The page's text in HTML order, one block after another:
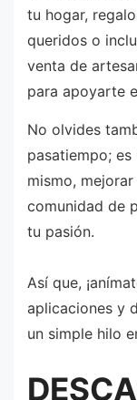
tu hogar,
queridos o
venta de
para apoyarte
No olvides
pasatiempo;
mismo,
comunidad de
tu pasión.
Así que,
aplicaciones y
un simple hilo